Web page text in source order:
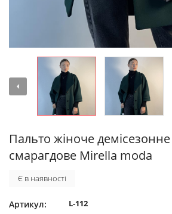
Пальто жіноче
смарагдове Mirella moda
Є в наявності
Артикул: L-112